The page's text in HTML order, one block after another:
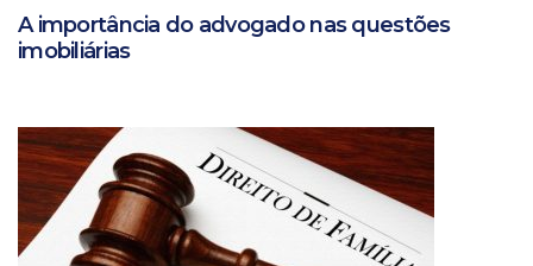
A importância do advogado nas questões
imobiliárias